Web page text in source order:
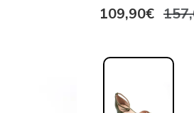
109,90€